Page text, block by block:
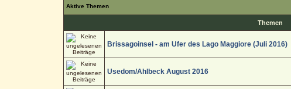
Aktive Themen
Themen
Brissagoinsel - am Ufer des Lago Maggiore (Juli 2016)
Usedom/Ahlbeck August 2016